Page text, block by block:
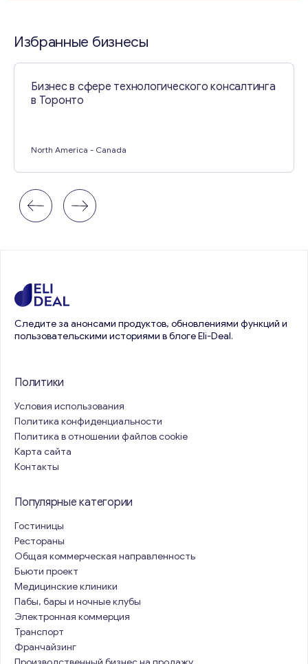
Избранные бизнесы
Бизнес в сфере технологического консалтинга
в Торонто
North America - Canada
Следите за анонсами продуктов, обновлениями функций и
пользовательскими историями в блоге Eli-Deal.
Политики
Условия использования
Политика конфиденциальности
Политика в отношении файлов cookie
Карта сайта
Контакты
Популярные категории
Гостиницы
Рестораны
Общая коммерческая направленность
Бьюти проект
Медицинские клиники
Пабы, бары и ночные клубы
Электронная коммерция
Транспорт
Франчайзинг